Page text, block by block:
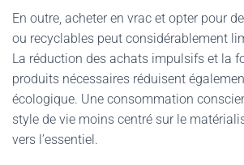
En outre, acheter en vrac et opter pour
ou recyclables peut considérablement
La réduction des achats impulsifs et la
produits nécessaires réduisent
écologique. Une consommation
style de vie moins centré sur le
vers l’essentiel.